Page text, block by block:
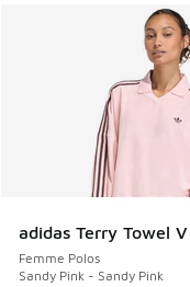
adidas Terry Towel
Femme Polos
Sandy Pink - Sandy Pink